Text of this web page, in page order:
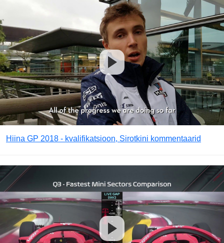
Hiina GP 2018 - kvalifikatsioon, Sirotkini kommentaarid